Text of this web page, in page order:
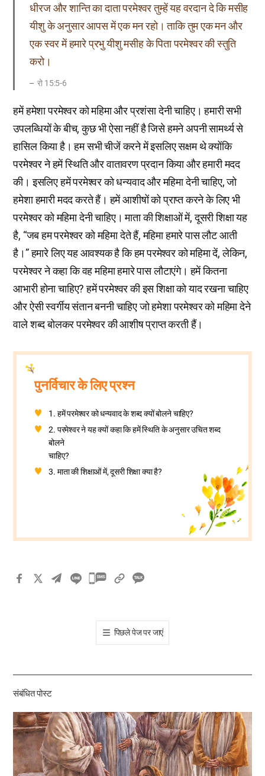
धीरज और शान्ति का दाता परमेश्वर तुम्हें यह वरदान दे कि मसीह
यीशु के अनुसार आपस में एक मन रहो। ताकि तुम एक मन और
एक स्वर में हमारे प्रभु यीशु मसीह के पिता परमेश्वर की स्तुति
करो।
रो 15:5-6
हमें हमेशा परमेश्वर को महिमा और प्रशंसा देनी चाहिए। हमारी सभी
उपलब्धियों के बीच, कुछ भी ऐसा नहीं है जिसे हमने अपनी सामर्थ्य से
हासिल किया है। हम सभी चीजें करने में इसलिए सक्षम थे क्योंकि
परमेश्वर ने हमें स्थिति और वातावरण प्रदान किया और हमारी मदद
की। इसलिए हमें परमेश्वर को धन्यवाद और महिमा देनी चाहिए, जो
हमेशा हमारी मदद करते हैं। हमें आशीषों को प्राप्त करने के लिए भी
परमेश्वर को महिमा देनी चाहिए। माता की शिक्षाओं में, दूसरी शिक्षा यह
है, “जब हम परमेश्वर को महिमा देते हैं, महिमा हमारे पास लौट आती
है।” हमारे लिए यह आवश्यक है कि हम परमेश्वर को महिमा दें, लेकिन,
परमेश्वर ने कहा कि वह महिमा हमारे पास लौटाएंगे। हमें कितना
आभारी होना चाहिए? हमें परमेश्वर की इस शिक्षा को याद रखना चाहिए
और ऐसी स्वर्गीय संतान बननी चाहिए जो हमेशा परमेश्वर को महिमा देने
वाले शब्द बोलकर परमेश्वर की आशीष प्राप्त करती हैं।
पुनर्विचार के लिए प्रश्न
1. हमें परमेश्वर को धन्यवाद के शब्द क्यों बोलने चाहिए?
2. परमेश्वर ने यह क्यों कहा कि हमें स्थिति के अनुसार उचित शब्द
बोलने
चाहिए?
3. माता की शिक्षाओं में, दूसरी शिक्षा क्या है?
카
톡
공
기
पिछले पेज पर जाएं
संबंधित पोस्ट